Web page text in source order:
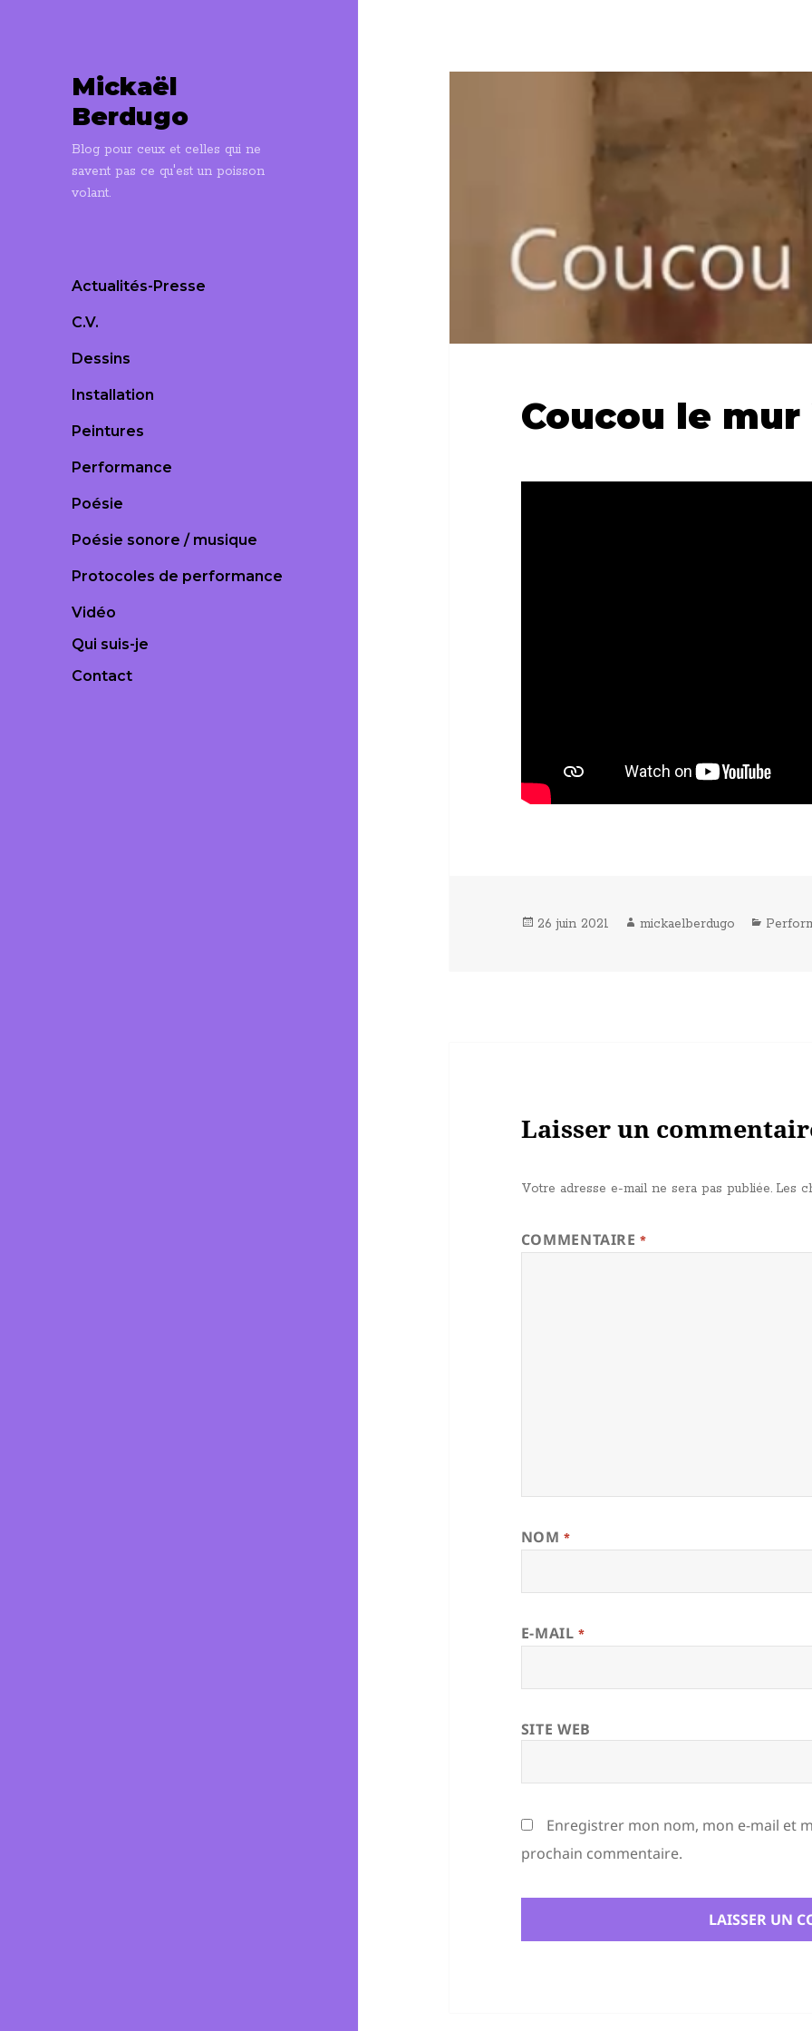
Mickaël
Berdugo
Blog pour ceux et celles qui ne
savent pas ce qu'est un poisson
volant.
Actualités-Presse
C.V.
Dessins
Installation
Peintures
Performance
Poésie
Poésie sonore / musique
Protocoles de performance
Vidéo
Qui suis-je
Contact
Coucou le mur
Publié
26 juin 2021 Auteur
mickaelberdugo
Laisser un
Votre adresse e-mail ne sera pas publiée. Les
COMMENTAIRE*
NOM*
E-MAIL*
SITE WEB
Enregistrer mon nom, mon e-mail et
prochain commentaire.